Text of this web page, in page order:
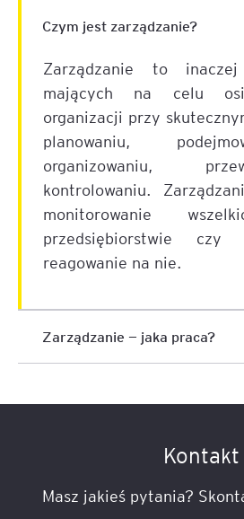
Czym jest zarządzanie?
Zarządzanie to
mających na celu
organizacji przy
planowaniu,
organizowaniu,
kontrolowaniu.
monitorowanie
przedsiębiorstwie
reagowanie na nie.
Zarządzanie — jaka praca?
Kontakt
Masz jakieś pytania?